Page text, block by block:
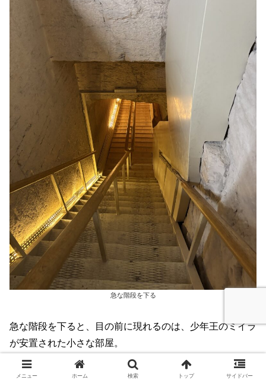
急な階段を下る
急な階段を下ると、目の前に現れるのは、少年王のミイラ
が安置された小さな部屋。
メニュー ホーム 検索 トップ サイドバー